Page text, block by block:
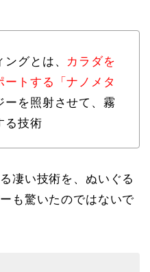
グとは、 カラダを
ートする「ナノメタ
ーを照射させて、霧
る技術
凄い技術を、ぬいぐる
も驚いたのではないで